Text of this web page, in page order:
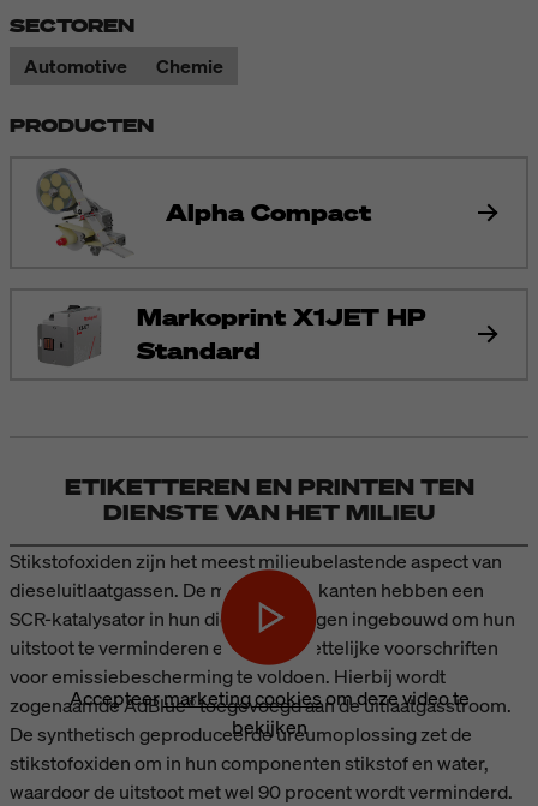
SECTOREN
Automotive
Chemie
PRODUCTEN
Alpha Compact
Markoprint X1JET HP
Standard
ETIKETTEREN EN PRINTEN TEN
DIENSTE VAN HET MILIEU
Accepteermarketing cookiesom deze video te
bekijken
Stikstofoxiden zijn het meest milieubelastende aspect van
dieseluitlaatgassen. De meeste fabrikanten hebben een
SCR-katalysator in hun dieselvoertuigen ingebouwd om hun
uitstoot te verminderen en aan de wettelijke voorschriften
voor emissiebescherming te voldoen. Hierbij wordt
zogenaamde AdBlue® toegevoegd aan de uitlaatgasstroom.
De synthetisch geproduceerde ureumoplossing zet de
stikstofoxiden om in hun componenten stikstof en water,
waardoor de uitstoot met wel 90 procent wordt verminderd.